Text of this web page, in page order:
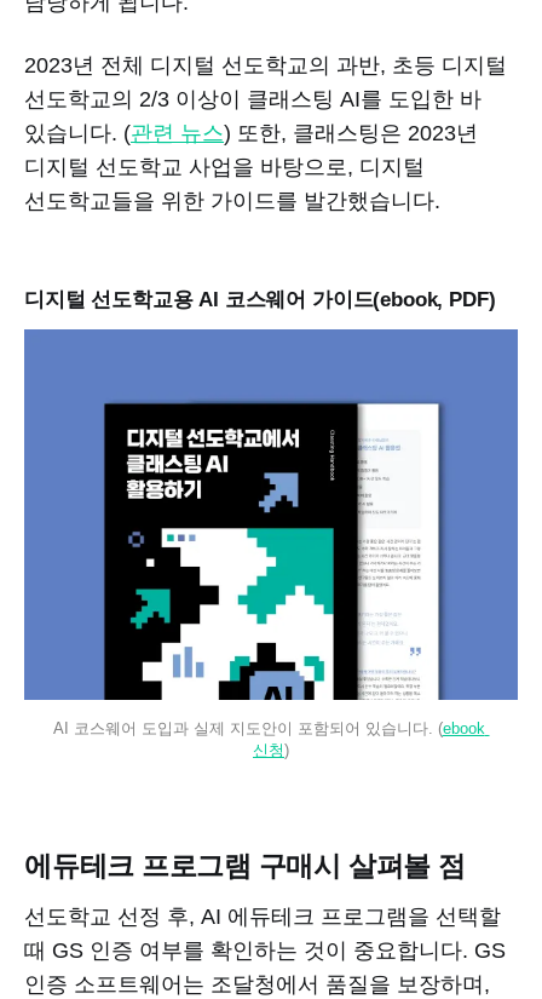
2023년 전체 디지털 선도학교의 과반, 초등 디지털
선도학교의 2/3 이상이 클래스팅 AI를 도입한 바
있습니다. (관련 뉴스) 또한, 클래스팅은 2023년
디지털 선도학교 사업을 바탕으로, 디지털
선도학교들을 위한 가이드를 발간했습니다.
디지털 선도학교용 AI 코스웨어 가이드(ebook, PDF)
AI 코스웨어 도입과 실제 지도안이 포함되어 있습니다. (ebook
신청)
에듀테크 프로그램 구매시 살펴볼 점
선도학교 선정 후, AI 에듀테크 프로그램을 선택할
때 GS 인증 여부를 확인하는 것이 중요합니다. GS
인증 소프트웨어는 조달청에서 품질을 보장하며,